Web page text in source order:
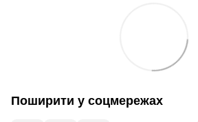
Поширити у соцмережах